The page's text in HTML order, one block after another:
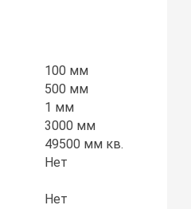
100 мм
500 мм
1 мм
3000 мм
49500 мм кв.
Нет
Нет